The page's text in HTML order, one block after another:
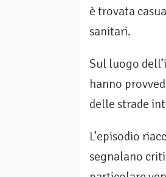
è trovata
sanitari.
Sul luogo
hanno
delle strade
L’episodio
segnalano